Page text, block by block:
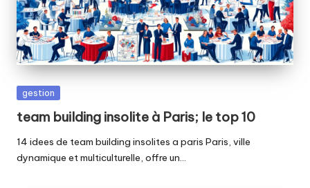
Posted
gestion
team building insolite à Paris; le top 10
14 idees de team building insolites a paris Paris, ville
dynamique et multiculturelle, offre un…